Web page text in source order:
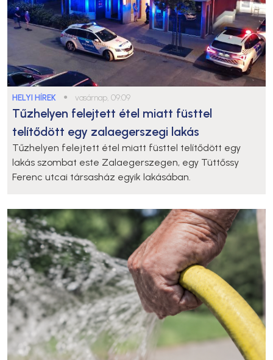
HELYI HÍREK ● vasárnap, 09:09
Tűzhelyen felejtett étel miatt füsttel
telítődött egy zalaegerszegi lakás
Tűzhelyen felejtett étel miatt füsttel telítődött egy
lakás szombat este Zalaegerszegen, egy Tüttőssy
Ferenc utcai társasház egyik lakásában.